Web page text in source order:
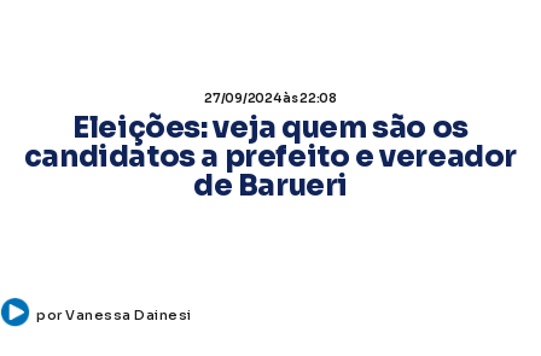
27/09/2024às 22:08
Eleições: veja quem são os
candidatos a prefeito e vereador
de Barueri
porVanessa Dainesi